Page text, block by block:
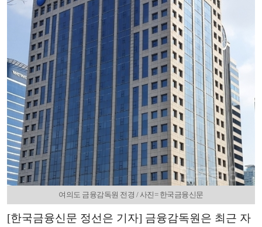
여의도 금융감독원 전경 / 사진= 한국금융신문
[한국금융신문 정선은 기자] 금융감독원은 최근 자